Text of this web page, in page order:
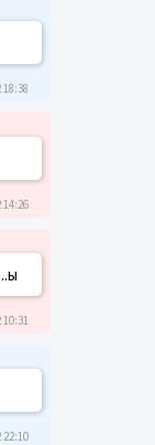
18:38
14:26
22:10